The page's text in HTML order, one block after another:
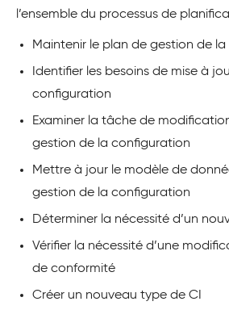
l’ensemble du processus de
Maintenir le plan de gestion de
Identifier les besoins de mise à
configuration
Examiner la tâche de
gestion de la configuration
Mettre à jour le modèle de
gestion de la configuration
Déterminer la nécessité d’un
Vérifier la nécessité d’une
de conformité
Créer un nouveau type de CI